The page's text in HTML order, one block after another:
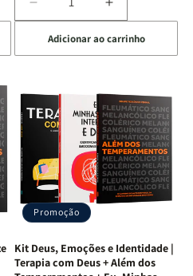
Diminuir
a
quantidade
de
Quarto
de
Guerra
Livro
+
Devocional
Aumentar
a
quantidade
de
Quarto
de
Guerra
|
Livro
+
Devocional
Adicionar ao carrinho
Promoção
Kit Deus, Emoções e Identidade |
Terapia com Deus + Além dos